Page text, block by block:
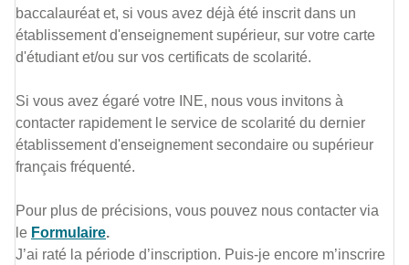
baccalauréat et, si vous avez déjà été inscrit dans un
établissement d'enseignement supérieur, sur votre carte
d'étudiant et/ou sur vos certificats de scolarité.
Si vous avez égaré votre INE, nous vous invitons à
contacter rapidement le service de scolarité du dernier
établissement d'enseignement secondaire ou supérieur
français fréquenté.
Pour plus de précisions, vous pouvez nous contacter via
le Formulaire.
J’ai raté la période d’inscription. Puis-je encore m’inscrire